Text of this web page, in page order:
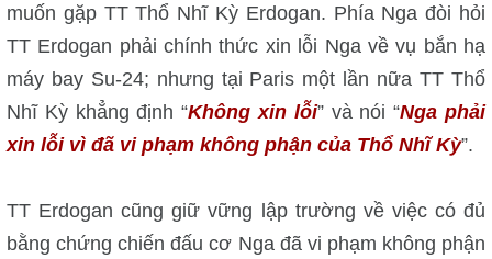
muốn gặp TT Thổ Nhĩ Kỳ Erdogan. Phía Nga đòi hỏi
TT Erdogan phải chính thức xin lỗi Nga về vụ bắn hạ
máy bay Su-24; nhưng tại Paris một lần nữa TT Thổ
Nhĩ Kỳ khẳng định “Không xin lỗi” và nói “Nga phải
xin lỗi vì đã vi phạm không phận của Thổ Nhĩ Kỳ”.
TT Erdogan cũng giữ vững lập trường về việc có đủ
bằng chứng chiến đấu cơ Nga đã vi phạm không phận